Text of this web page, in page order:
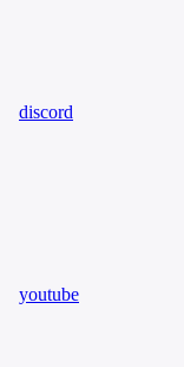
discord
youtube